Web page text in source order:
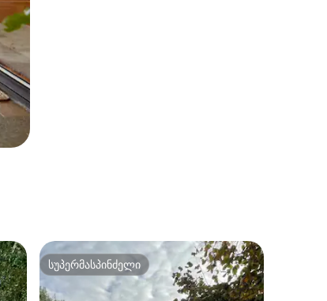
სუპერმასპინძელი
სუპერმასპინძელი